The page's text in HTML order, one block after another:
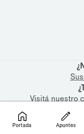
Visitá nuestro
Portada Apuntes